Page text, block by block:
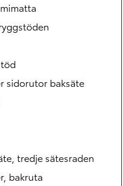
sidorutor baksäte
tredje sätesraden
bakruta